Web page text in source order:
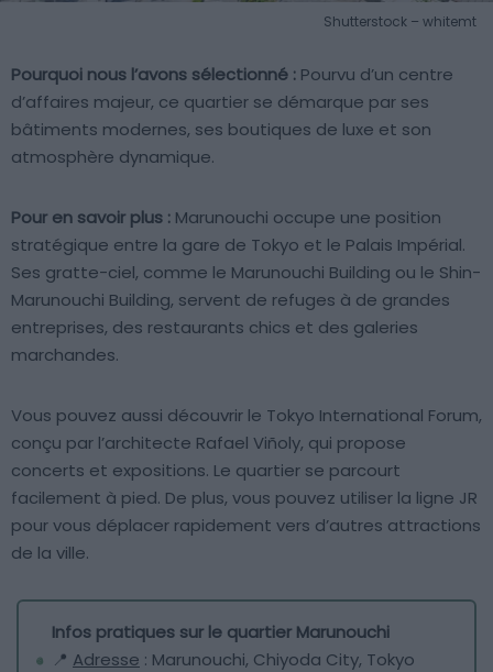
Shutterstock – whitemt
Pourquoi nous l’avons sélectionné : Pourvu d’un centre
d’affaires majeur, ce quartier se démarque par ses
bâtiments modernes, ses boutiques de luxe et son
atmosphère dynamique.
Pour en savoir plus : Marunouchi occupe une position
stratégique entre la gare de Tokyo et le Palais Impérial.
Ses gratte-ciel, comme le Marunouchi Building ou le Shin-
Marunouchi Building, servent de refuges à de grandes
entreprises, des restaurants chics et des galeries
marchandes.
Vous pouvez aussi découvrir le Tokyo International Forum,
conçu par l’architecte Rafael Viñoly, qui propose
concerts et expositions. Le quartier se parcourt
facilement à pied. De plus, vous pouvez utiliser la ligne JR
pour vous déplacer rapidement vers d’autres attractions
de la ville.
Infos pratiques sur le quartier Marunouchi
📍 Adresse : Marunouchi, Chiyoda City, Tokyo